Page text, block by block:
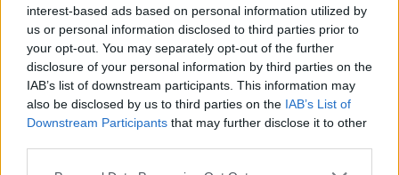
interest-based ads based on personal information utilized by
us or personal information disclosed to third parties prior to
your opt-out. You may separately opt-out of the further
disclosure of your personal information by third parties on the
IAB’s list of downstream participants. This information may
also be disclosed by us to third parties on the IAB’s List of
Downstream Participants that may further disclose it to other